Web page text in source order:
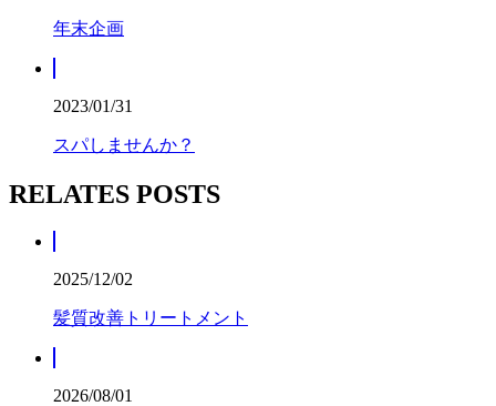
年末企画
2023/01/31
スパしませんか？
RELATES POSTS
2025/12/02
髪質改善トリートメント
2026/08/01